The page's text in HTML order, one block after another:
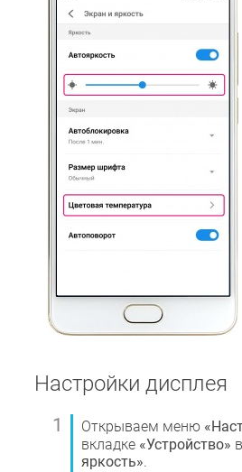
Настройки дисплея
Открываем меню
вкладке «Устройство»
яркость».